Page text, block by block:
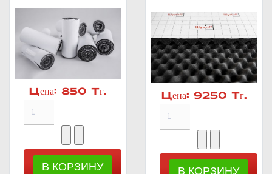
Цена: 850 Тг. Цена: 9250 Тг.